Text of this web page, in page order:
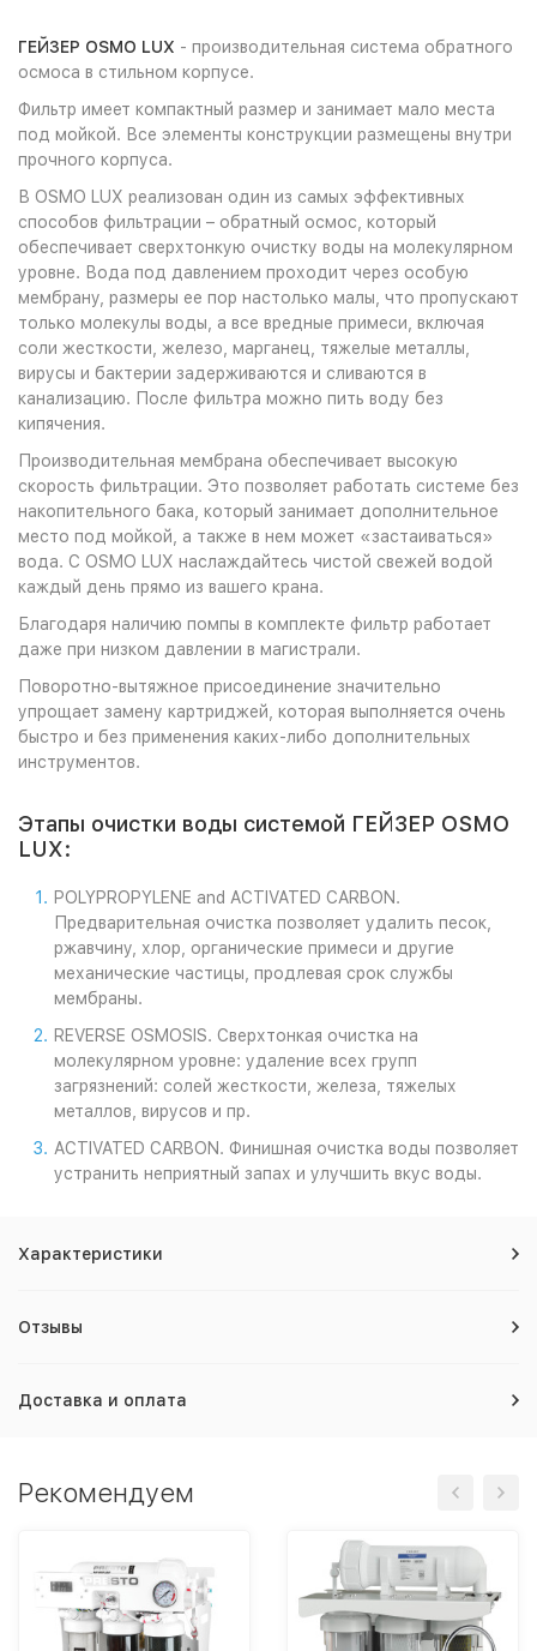
ГЕЙЗЕР OSMO LUX - производительная система обратного
осмоса в стильном корпусе.
Фильтр имеет компактный размер и занимает мало места
под мойкой. Все элементы конструкции размещены внутри
прочного корпуса.
В OSMO LUX реализован один из самых эффективных
способов фильтрации – обратный осмос, который
обеспечивает сверхтонкую очистку воды на молекулярном
уровне. Вода под давлением проходит через особую
мембрану, размеры ее пор настолько малы, что пропускают
только молекулы воды, а все вредные примеси, включая
соли жесткости, железо, марганец, тяжелые металлы,
вирусы и бактерии задерживаются и сливаются в
канализацию. После фильтра можно пить воду без
кипячения.
Производительная мембрана обеспечивает высокую
скорость фильтрации. Это позволяет работать системе без
накопительного бака, который занимает дополнительное
место под мойкой, а также в нем может «застаиваться»
вода. С OSMO LUX наслаждайтесь чистой свежей водой
каждый день прямо из вашего крана.
Благодаря наличию помпы в комплекте фильтр работает
даже при низком давлении в магистрали.
Поворотно-вытяжное присоединение значительно
упрощает замену картриджей, которая выполняется очень
быстро и без применения каких-либо дополнительных
инструментов.
Этапы очистки воды системой ГЕЙЗЕР OSMO
LUX:
POLYPROPYLENE and ACTIVATED CARBON.
Предварительная очистка позволяет удалить песок,
ржавчину, хлор, органические примеси и другие
механические частицы, продлевая срок службы
мембраны.
REVERSE OSMOSIS. Сверхтонкая очистка на
молекулярном уровне: удаление всех групп
загрязнений: солей жесткости, железа, тяжелых
металлов, вирусов и пр.
ACTIVATED CARBON. Финишная очистка воды позволяет
устранить неприятный запах и улучшить вкус воды.
Характеристики
Отзывы
Доставка и оплата
Рекомендуем